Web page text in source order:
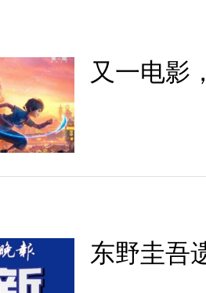
又一电影
东野圭吾